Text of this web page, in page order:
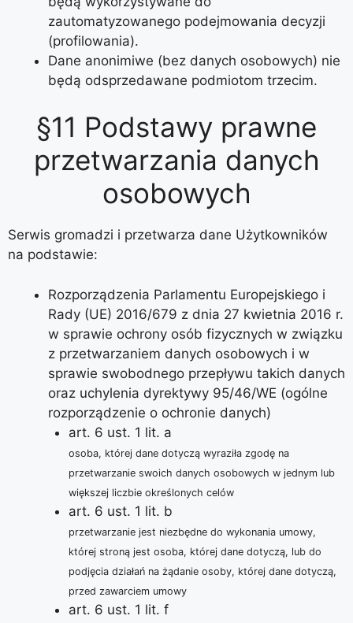
zautomatyzowanego podejmowania decyzji
(profilowania).
Dane anonimiwe (bez danych osobowych) nie
będą odsprzedawane podmiotom trzecim.
§11 Podstawy prawne
przetwarzania danych
osobowych
Serwis gromadzi i przetwarza dane Użytkowników
na podstawie:
Rozporządzenia Parlamentu Europejskiego i
Rady (UE) 2016/679 z dnia 27 kwietnia 2016 r.
w sprawie ochrony osób fizycznych w związku
z przetwarzaniem danych osobowych i w
sprawie swobodnego przepływu takich danych
oraz uchylenia dyrektywy 95/46/WE (ogólne
rozporządzenie o ochronie danych)
art. 6 ust. 1 lit. a
osoba, której dane dotyczą wyraziła zgodę na
przetwarzanie swoich danych osobowych w jednym lub
większej liczbie określonych celów
art. 6 ust. 1 lit. b
przetwarzanie jest niezbędne do wykonania umowy,
której stroną jest osoba, której dane dotyczą, lub do
podjęcia działań na żądanie osoby, której dane dotyczą,
przed zawarciem umowy
art. 6 ust. 1 lit. f